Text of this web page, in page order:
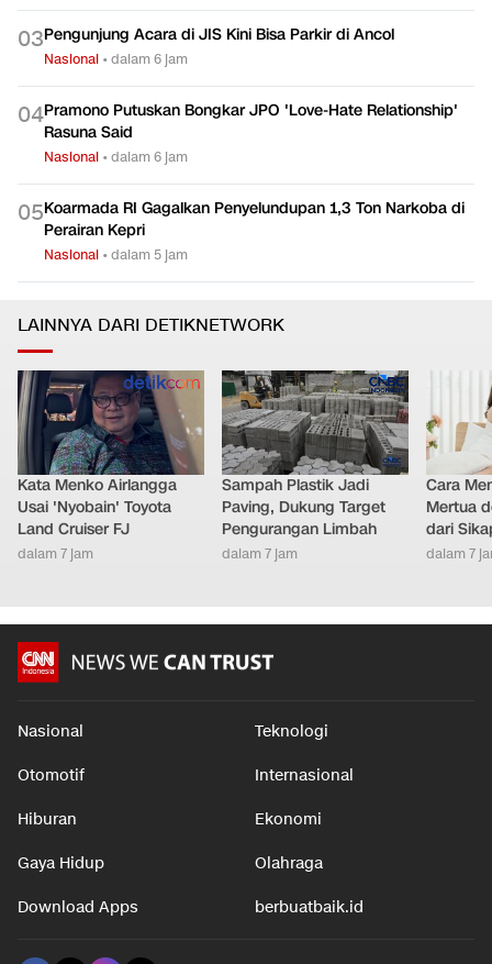
03Pengunjung Acara di JIS Kini Bisa Parkir di Ancol
Nasional •dalam 6 jam
04Pramono Putuskan Bongkar JPO 'Love-Hate Relationship'
Rasuna Said
Nasional •dalam 6 jam
05Koarmada RI Gagalkan Penyelundupan 1,3 Ton Narkoba di
Perairan Kepri
Nasional •dalam 5 jam
LAINNYA DARI DETIKNETWORK
Kata Menko Airlangga
Usai 'Nyobain' Toyota
Land Cruiser FJ
dalam 7 jam
Sampah Plastik Jadi
Paving, Dukung Target
Pengurangan Limbah
dalam 7 jam
Cara
Mertua
dari
dalam 7
Nasional Teknologi
Otomotif Internasional
Hiburan Ekonomi
Gaya Hidup Olahraga
Download Apps berbuatbaik.id